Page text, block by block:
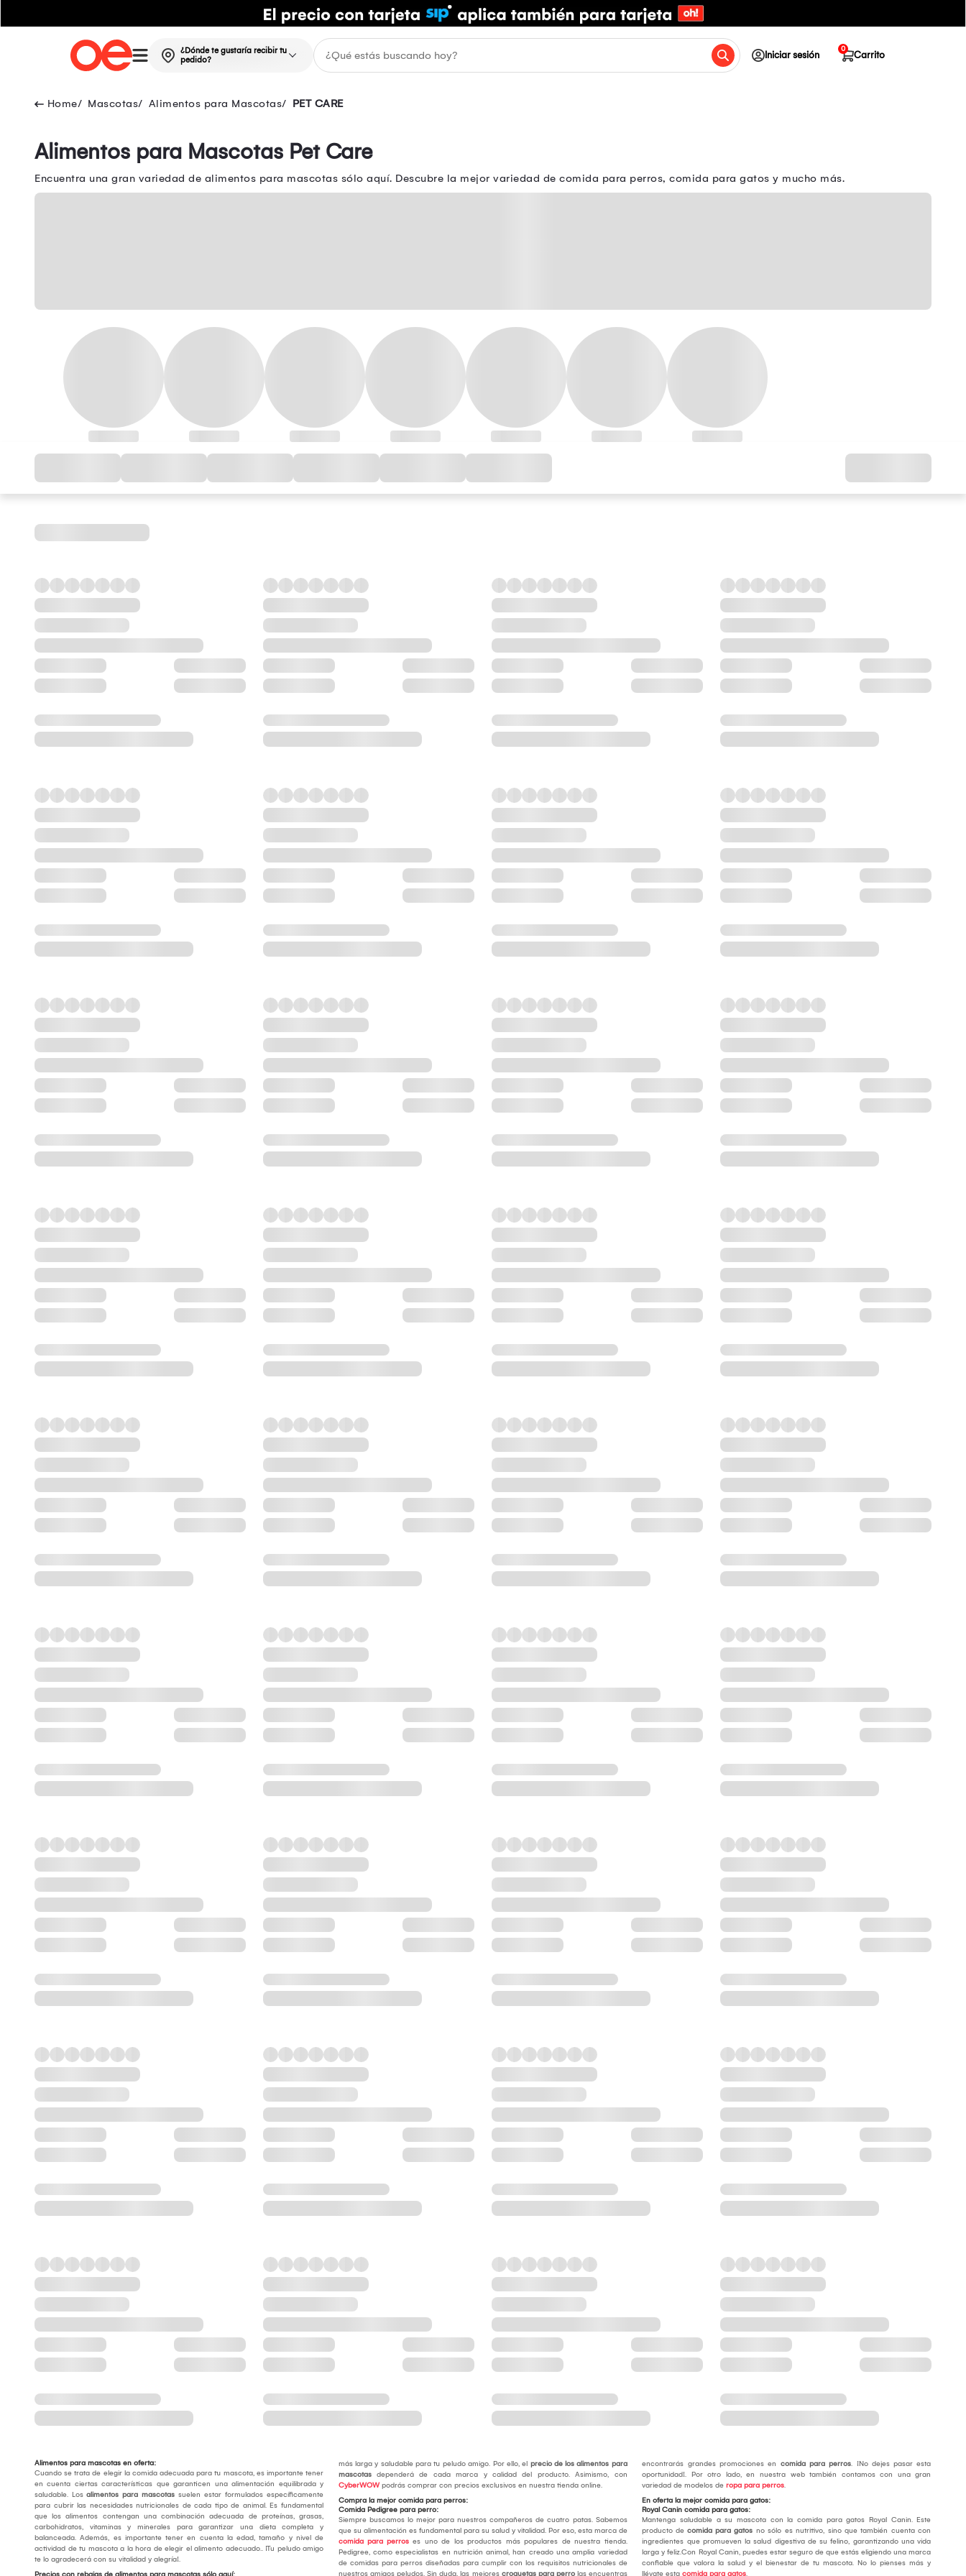
¿Dónde te gustaría recibir tu
pedido?
Iniciar sesión Carrito
0
Mascotas Alimentos para Mascotas PET CARE
Alimentos para Mascotas Pet Care
Encuentra una gran variedad de alimentos para mascotas sólo aquí. Descubre la mejor variedad de comida para perros, comida para gatos y mucho más.
Alimentos para mascotas en oferta:
Cuando se trata de elegir la comida adecuada para tu mascota, es importante tener
en cuenta ciertas características que garanticen una alimentación equilibrada y
saludable. Los alimentos para mascotas suelen estar formulados específicamente
para cubrir las necesidades nutricionales de cada tipo de animal. Es fundamental
que los alimentos contengan una combinación adecuada de proteínas, grasas,
carbohidratos, vitaminas y minerales para garantizar una dieta completa y
balanceada. Además, es importante tener en cuenta la edad, tamaño y nivel de
actividad de tu mascota a la hora de elegir el alimento adecuado.. ¡Tu peludo amigo
te lo agradecerá con su vitalidad y alegría!.
más larga y saludable para tu peludo amigo. Por ello, el precio de los alimentos para
mascotasdependerá de cada marca y calidad del producto. Asimismo, con
CyberWOWpodrás comprar con precios exclusivos en nuestra tienda online.
Compra la mejor comida para perros:
Comida Pedigree para perro:
Siempre buscamos lo mejor para nuestros compañeros de cuatro patas. Sabemos
que su alimentación es fundamental para su salud y vitalidad. Por eso, esta marca de
comida para perroses uno de los productos más populares de nuestra tienda.
Pedigree, como especialistas en nutrición animal, han creado una amplia variedad
de comidas para perros diseñadas para cumplir con los requisitos nutricionales de
nuestros amigos peludos. Sin duda, las mejores croquetas para perrolas encuentras
encontrarás grandes promociones en comida para perros. ¡No dejes pasar esta
oportunidad!. Por otro lado, en nuestra web también contamos con una gran
variedad de modelos deropa para perros.
En oferta la mejor comida para gatos:
Royal Canin comida para gatos:
Mantenga saludable a su mascota con la comida para gatos Royal Canin. Este
producto decomida para gatos no sólo es nutritivo, sino que también cuenta con
ingredientes que promueven la salud digestiva de su felino, garantizando una vida
larga y feliz.Con Royal Canin, puedes estar seguro de que estás eligiendo una marca
confiable que valora la salud y el bienestar de tu mascota. No lo pienses más y
llévate estacomida para gatos.